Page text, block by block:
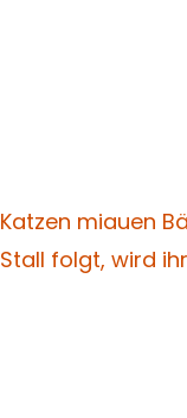
Katzen miauen
Stall folgt, wird